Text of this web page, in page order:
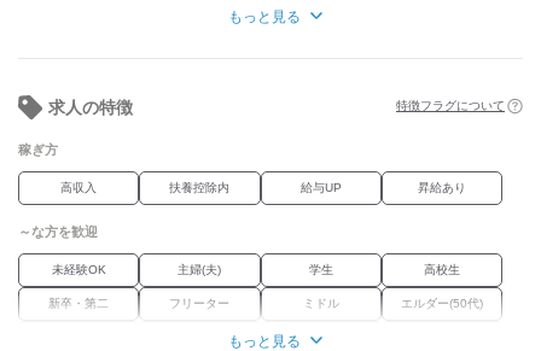
（任意参加）
もっと見る
求人の特徴 特徴フラグについて
稼ぎ方
高収入 扶養控除内 給与UP 昇給あり
～な方を歓迎
未経験OK 主婦(夫) 学生 高校生
新卒・第二 フリーター ミドル エルダー(50代)
外国人・留学生 学歴不問
もっと見る